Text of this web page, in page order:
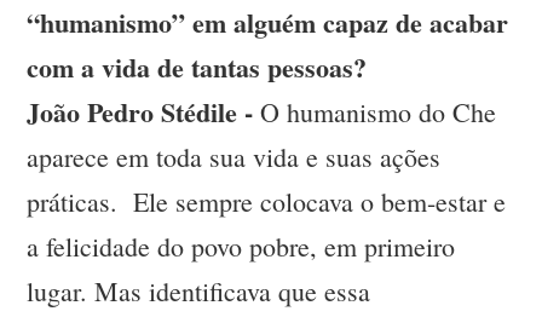
“humanismo” em alguém capaz de acabar
com a vida de tantas pessoas?
João Pedro Stédile - O humanismo do Che
aparece em toda sua vida e suas ações
práticas. Ele sempre colocava o bem-estar e
a felicidade do povo pobre, em primeiro
lugar. Mas identificava que essa